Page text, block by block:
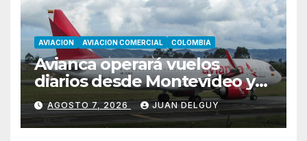
AVIACION AVIACION COMERCIAL COLOMBIA
Avianca operará vuelos
diarios desde Montevideo y
Asunción hacia Bogotá
AGOSTO 7, 2026 JUAN DELGUY